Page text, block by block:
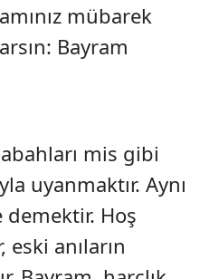
mübarek
Bayram
mis gibi
uyanmaktır. Aynı
Hoş
anıların